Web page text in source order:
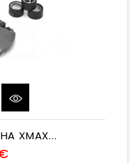
XMAX...
Precio